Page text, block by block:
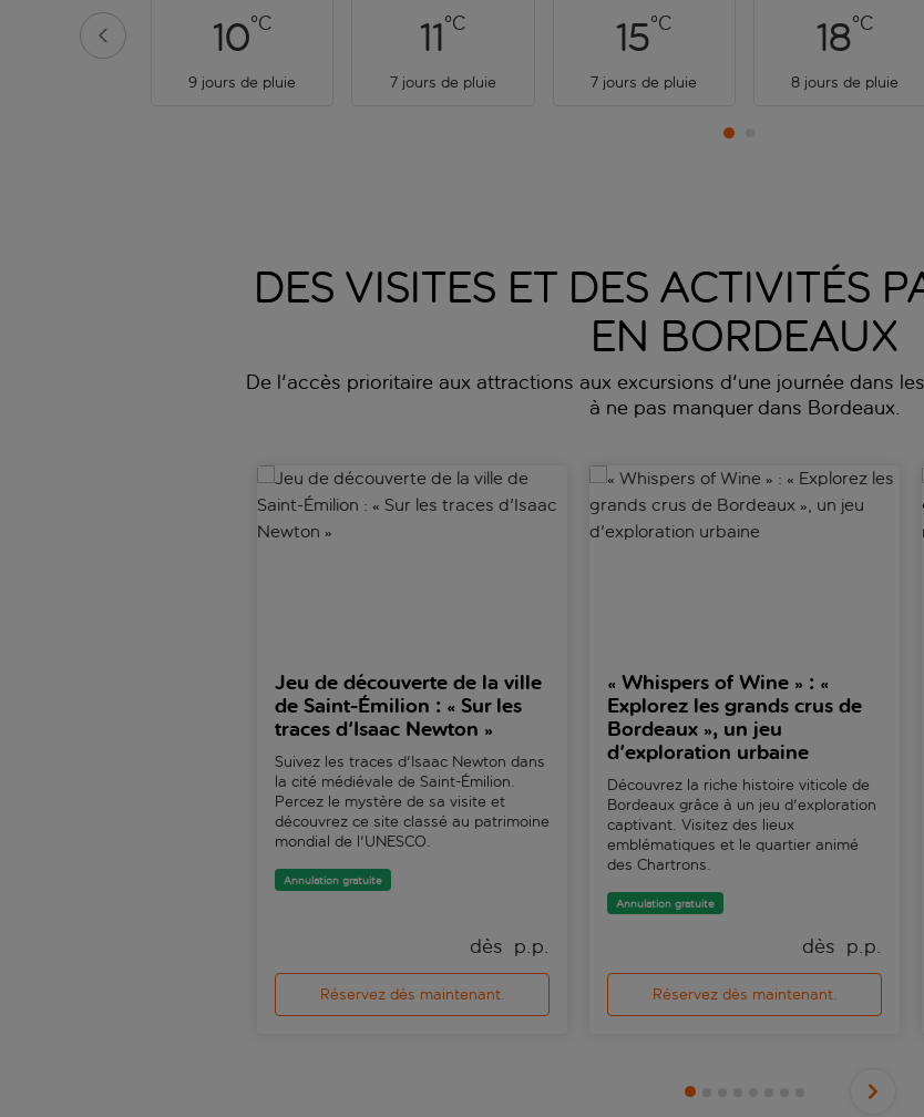
10°C
9 jours de pluie
11°C
7 jours de pluie
15°C
7 jours de pluie
18°C
8 jours de pluie
DES VISITES ET DES ACTIVITÉS
EN BORDEAUX
De l'accès prioritaire aux attractions aux excursions d'une journée dans
à ne pas manquer dans Bordeaux.
Jeu de découverte de la ville de Saint-Émilion : « Sur les traces d'Isaac Newton »
Jeu de découverte de la ville
de Saint-Émilion : « Sur les
traces d'Isaac Newton »
Suivez les traces d'Isaac Newton dans
la cité médiévale de Saint-Émilion.
Percez le mystère de sa visite et
découvrez ce site classé au patrimoine
mondial de l'UNESCO.
Annulation gratuite
dès p.p.
Réservez dès maintenant.
« Whispers of Wine » : « Explorez les
« Whispers of Wine » : «
Explorez les grands crus de
Bordeaux », un jeu
d'exploration urbaine
Découvrez la riche histoire viticole de
Bordeaux grâce à un jeu d'exploration
captivant. Visitez des lieux
emblématiques et le quartier animé
des Chartrons.
Annulation gratuite
dès p.p.
Réservez dès maintenant.